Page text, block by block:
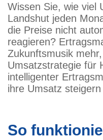
Wissen Sie, wie viel
Landshut jeden
die Preise nicht
reagieren?
Zukunftsmusik
Umsatzstrategie für
intelligenter
ihre Umsatz
So